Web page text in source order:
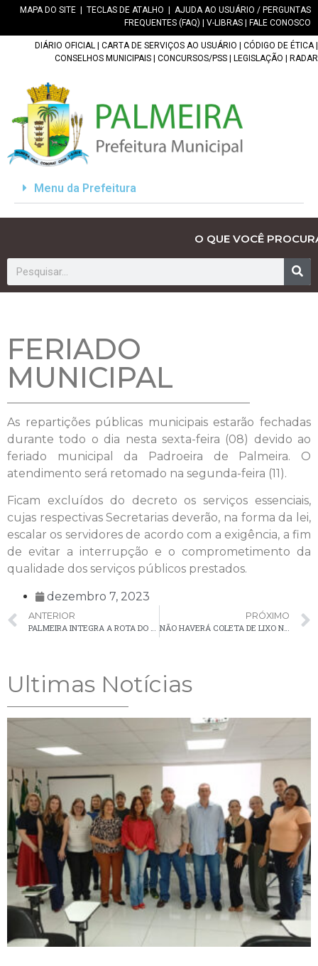
MAPA DO SITE TECLAS DE ATALHO
AJUDA AO USUÁRIO / PERGUNTAS
FREQUENTES (FAQ)
V-LIBRAS FALE CONOSCO
DIÁRIO OFICIAL CARTA DE SERVIÇOS AO USUÁRIO CÓDIGO DE ÉTICA|
CONSELHOS MUNICIPAIS
CONCURSOS/PSS LEGISLAÇÃO RADAR
Menu da Prefeitura
O QUE VOCÊ
FERIADO
MUNICIPAL
As repartições públicas municipais estarão fechadas
durante todo o dia nesta sexta-feira (08) devido ao
feriado municipal da Padroeira de Palmeira. O
atendimento será retomado na segunda-feira (11).
Ficam excluídos do decreto os serviços essenciais,
cujas respectivas Secretarias deverão, na forma da lei,
escalar os servidores de acordo com a exigência, a fim
de evitar a interrupção e o comprometimento da
qualidade dos serviços públicos prestados.
dezembro 7, 2023
ANTERIOR
PRÓXIMO
NÃO HAVERÁ COLETA DE LIXO NESTA SEXTA-FEIRA (08)
Ultimas Notícias